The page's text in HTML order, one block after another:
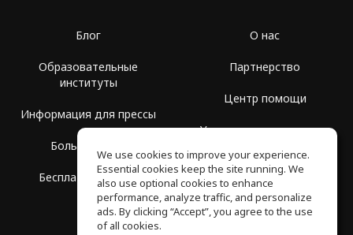
Блог
Образовательные
институты
Информация для прессы
Больше Групп
Бесплатная школа
О нас
Партнерство
Центр помощи
Условия использования
Политика
конфиденциальности
We use cookies to improve your experience.
Essential cookies keep the site running. We
also use optional cookies to enhance
performance, analyze traffic, and personalize
ads. By clicking “Accept”, you agree to the use
of all cookies.